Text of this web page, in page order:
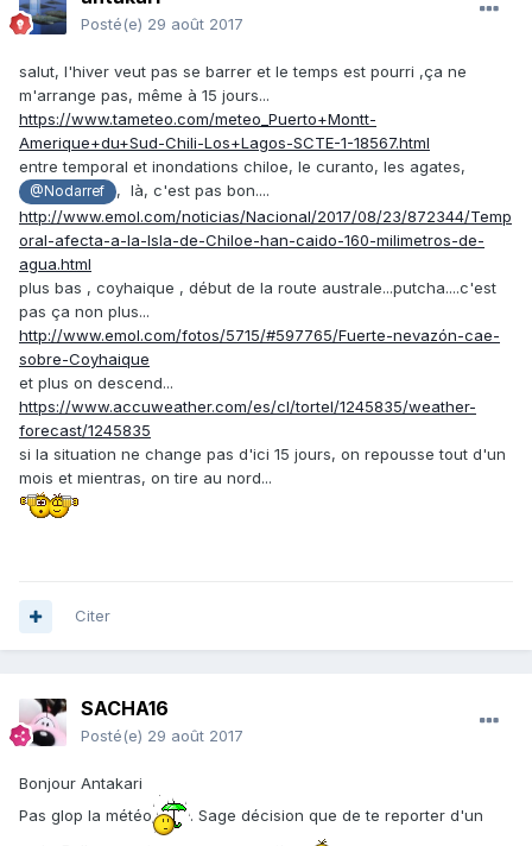
Posté(e) 29 août 2017
salut, l'hiver veut pas se barrer et le temps est pourri ,ça ne
m'arrange pas, même à 15 jours...
https://www.tameteo.com/meteo_Puerto+Montt-
Amerique+du+Sud-Chili-Los+Lagos-SCTE-1-18567.html
entre temporal et inondations chiloe, le curanto, les agates,
@Nodarref
, là, c'est pas bon....
http://www.emol.com/noticias/Nacional/2017/08/23/872344/Temp
oral-afecta-a-la-Isla-de-Chiloe-han-caido-160-milimetros-de-
agua.html
plus bas , coyhaique , début de la route australe...putcha....c'est
pas ça non plus...
http://www.emol.com/fotos/5715/#597765/Fuerte-nevazón-cae-
sobre-Coyhaique
et plus on descend...
https://www.accuweather.com/es/cl/tortel/1245835/weather-
forecast/1245835
si la situation ne change pas d'ici 15 jours, on repousse tout d'un
mois et mientras, on tire au nord...
Citer
SACHA16
Posté(e) 29 août 2017
Bonjour Antakari
Pas glop la météo
. Sage décision que de te reporter d'un